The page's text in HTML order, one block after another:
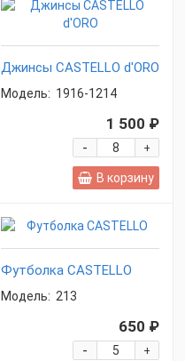
Джинсы CASTELLO d'ORO
Модель: 1916-1214
1 500 ₽
+
-
В корзину
Футболка CASTELLO
Модель: 213
650 ₽
+
-